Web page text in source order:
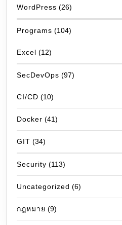
WordPress (26)
Programs (104)
Excel (12)
SecDevOps (97)
CI/CD (10)
Docker (41)
GIT (34)
Security (113)
Uncategorized (6)
กฎหมาย (9)